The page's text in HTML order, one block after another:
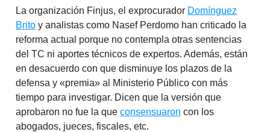
La organización Finjus, el exprocurador Domínguez
Brito y analistas como Nasef Perdomo han criticado la
reforma actual porque no contempla otras sentencias
del TC ni aportes técnicos de expertos. Además, están
en desacuerdo con que disminuye los plazos de la
defensa y «premia» al Ministerio Público con más
tiempo para investigar. Dicen que la versión que
aprobaron no fue la que consensuaron con los
abogados, jueces, fiscales, etc.